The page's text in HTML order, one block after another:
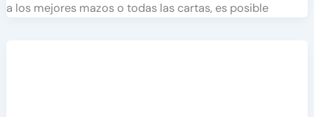
a los mejores mazos o todas las cartas, es posible